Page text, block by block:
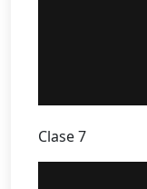
Clase 7